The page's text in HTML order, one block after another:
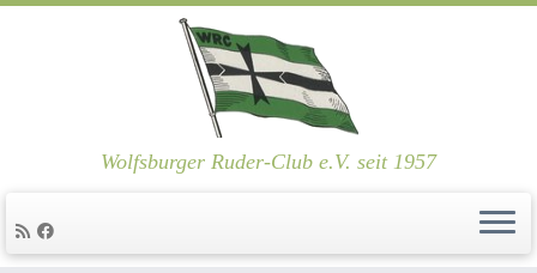
Wolfsburger Ruder-Club e.V. seit 1957